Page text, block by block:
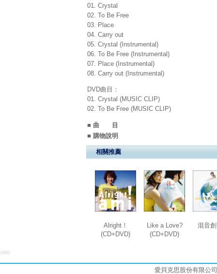
01. Crystal
02. To Be Free
03. Place
04. Carry out
05. Crystal (Instrumental)
06. To Be Free (Instrumental)
07. Place (Instrumental)
08. Carry out (Instrumental)
DVD曲目：
01. Crystal (MUSIC CLIP)
02. To Be Free (MUSIC CLIP)
■ 曲 目
■ 購物說明
相關推薦
Alright！
(CD+DVD)
Like a Love?
(CD+DVD)
混音
3400
愛貝克思股份有限